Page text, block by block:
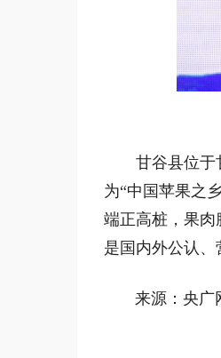
甘谷县位于甘
为“中国苹果之
端正高桩，果肉
是国内外公认、
来源：央广